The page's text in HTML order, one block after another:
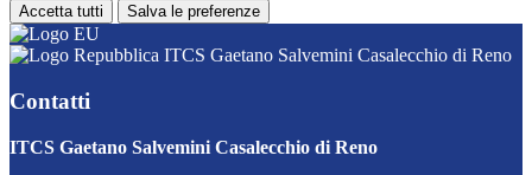
Accetta tutti Salva le preferenze
ITCS Gaetano Salvemini Casalecchio di Reno
Contatti
ITCS Gaetano Salvemini Casalecchio di Reno